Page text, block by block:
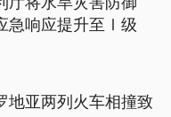
急响应提升至Ⅰ级
地亚两列火车相撞致